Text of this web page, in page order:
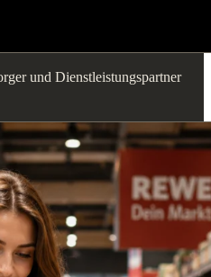
und Dienstleistungspartner